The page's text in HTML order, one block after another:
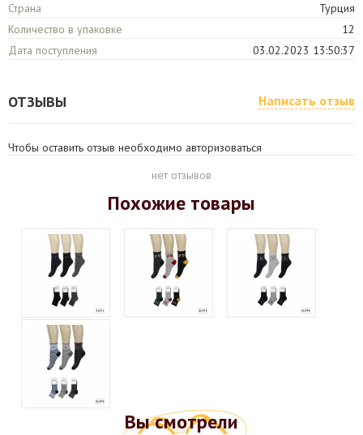
Страна
Турция
Количество в упаковке
12
Дата поступления
03.02.2023 13:50:37
ОТЗЫВЫ Написать отзыв
Чтобы оставить отзыв необходимо авторизоваться
нет отзывов
Похожие товары
Вы смотрели